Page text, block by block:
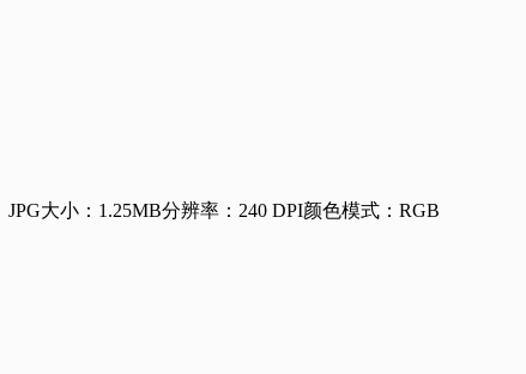
JPG大小：1.25MB分辨率：240 DPI颜色模式：RGB